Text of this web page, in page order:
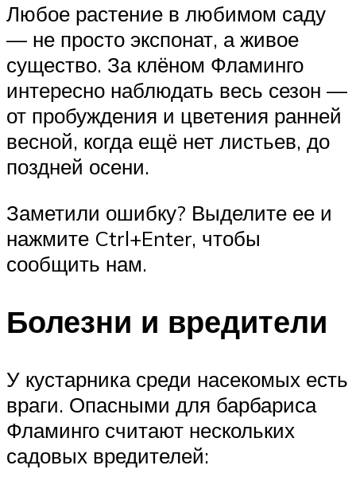
Любое растение в любимом саду
— не просто экспонат, а живое
существо. За клёном Фламинго
интересно наблюдать весь сезон —
от пробуждения и цветения ранней
весной, когда ещё нет листьев, до
поздней осени.
Заметили ошибку? Выделите ее и
нажмите Ctrl+Enter, чтобы
сообщить нам.
Болезни и вредители
У кустарника среди насекомых есть
враги. Опасными для барбариса
Фламинго считают нескольких
садовых вредителей: